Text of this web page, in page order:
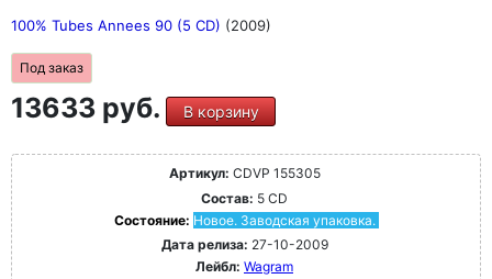
100% Tubes Annees 90 (5 CD) (2009)
Под заказ
13633 руб. В корзину
Артикул: CDVP 155305
Состав: 5 CD
Состояние: Новое. Заводская упаковка.
Дата релиза: 27-10-2009
Лейбл: Wagram